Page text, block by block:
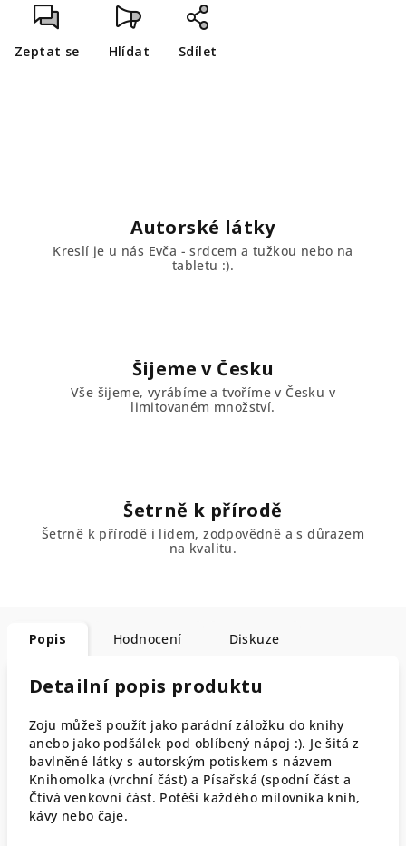
Zeptat se Hlídat Sdílet
Autorské látky
Kreslí je u nás Evča - srdcem a tužkou nebo na
tabletu :).
Šijeme v Česku
Vše šijeme, vyrábíme a tvoříme v Česku v
limitovaném množství.
Šetrně k přírodě
Šetrně k přírodě i lidem, zodpovědně a s důrazem
na kvalitu.
Popis Hodnocení Diskuze
Detailní popis produktu
Zoju můžeš použít jako parádní záložku do knihy
anebo jako podšálek pod oblíbený nápoj :). Je šitá z
bavlněné látky s autorským potiskem s názvem
Knihomolka (vrchní část) a Písařská (spodní část a
Čtivá venkovní část. Potěší každého milovníka knih,
kávy nebo čaje.